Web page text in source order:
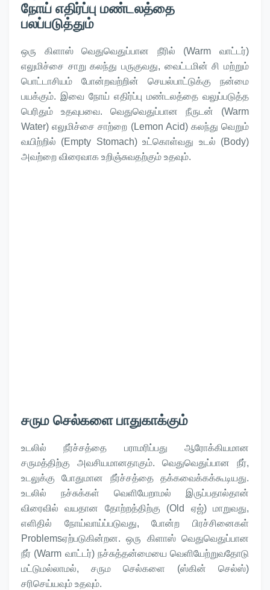
நோய் எதிர்ப்பு மண்டலத்தை
பலப்படுத்தும்
ஒரு கிளாஸ் வெதுவெதுப்பான நீரில் (Warm வாட்டர்)
எலுமிச்சை சாறு கலந்து பருகுவது, வைட்டமின் சி மற்றும்
பொட்டாசியம் போன்றவற்றின் செயல்பாட்டுக்கு நன்மை
பயக்கும். இவை நோய் எதிர்ப்பு மண்டலத்தை வலுப்படுத்த
பெரிதும் உதவுபவை. வெதுவெதுப்பான நீருடன் (Warm
Water) எலுமிச்சை சாற்றை (Lemon Acid) கலந்து வெறும்
வயிற்றில் (Empty Stomach) உட்கொள்வது உடல் (Body)
அவற்றை விரைவாக உறிஞ்சுவதற்கும் உதவும்.
சரும செல்களை பாதுகாக்கும்
உடலில் நீர்ச்சத்தை பராமரிப்பது ஆரோக்கியமான
சருமத்திற்கு அவசியமானதாகும். வெதுவெதுப்பான நீர்,
உடலுக்கு போதுமான நீர்ச்சத்தை தக்கவைக்கக்கூடியது.
உடலில் நச்சுக்கள் வெளியேறாமல் இருப்பதால்தான்
விரைவில் வயதான தோற்றத்திற்கு (Old ஏஜ்) மாறுவது,
எளிதில் நோய்வாய்ப்படுவது, போன்ற பிரச்சினைகள்
Problemsஏற்படுகின்றன. ஒரு கிளாஸ் வெதுவெதுப்பான
நீர் (Warm வாட்டர்) நச்சுத்தன்மையை வெளியேற்றுவதோடு
மட்டுமல்லாமல், சரும செல்களை (ஸ்கின் செல்ஸ்)
சரிசெய்யவும் உதவும்.